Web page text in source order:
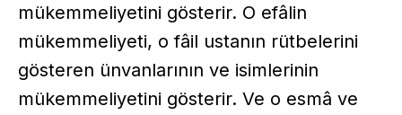
mükemmeliyetini gösterir. O efâlin
mükemmeliyeti, o fâil ustanın rütbelerini
gösteren ünvanlarının ve isimlerinin
mükemmeliyetini gösterir. Ve o esmâ ve